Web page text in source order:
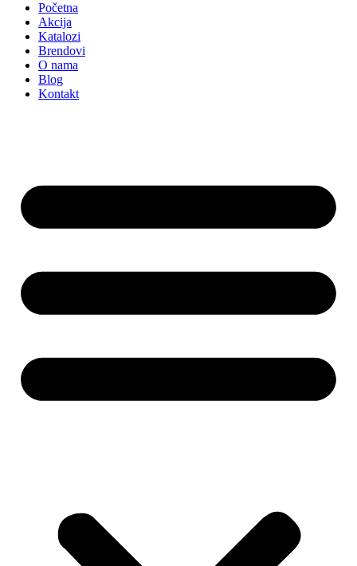
Početna
Akcija
Katalozi
Brendovi
O nama
Blog
Kontakt